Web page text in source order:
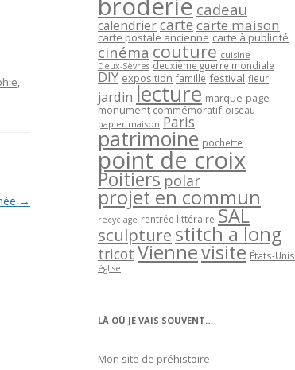
,
→
broderie cadeau
calendriercartecarte maison
carte postale ancienne carte à publicité
cinéma couture cuisine
Deux-Sèvres deuxième guerre mondiale
DIY exposition famille festival fleur
jardin lecture marque-page
monument commémoratif oiseau
papier maison Paris
patrimoine pochette
point de croix
Poitiers polar
projet en commun
recyclage rentrée littéraire SAL
sculpture stitch a long
tricot Viennevisite États-Unis
église
LÀ OÙ JE VAIS SOUVENT…
Mon site de préhistoire